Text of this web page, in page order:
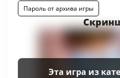
Пароль от архива игры
Эта игра из